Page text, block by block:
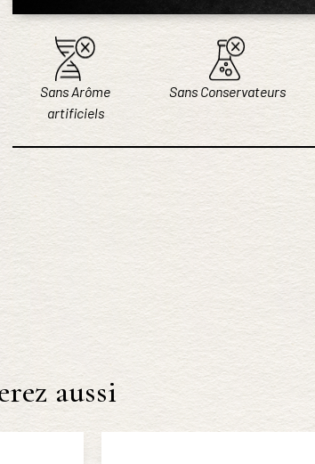
Sans Arôme
artificiels
Sans Conservateurs
aussi